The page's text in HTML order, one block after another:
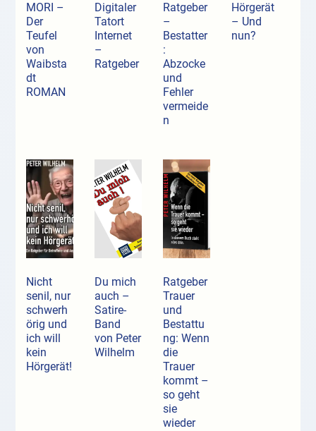
MORI –
Der
Teufel
von
Waibsta
dt
ROMAN
Digitaler
Tatort
Internet
–
Ratgeber
Ratgeber
–
Bestatter
:
Abzocke
und
Fehler
vermeide
n
Hörgerät
– Und
nun?
Nicht
senil, nur
schwerh
örig und
ich will
kein
Hörgerät!
Du mich
auch –
Satire-
Band
von Peter
Wilhelm
Ratgeber
Trauer
und
Bestattu
ng: Wenn
die
Trauer
kommt –
so geht
sie
wieder